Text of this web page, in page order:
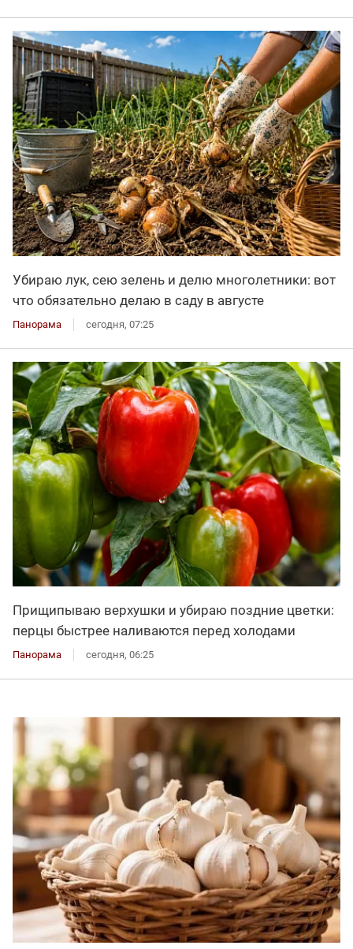
Убираю лук, сею зелень и делю многолетники: вот
что обязательно делаю в саду в августе
Панорама сегодня, 07:25
Прищипываю верхушки и убираю поздние цветки:
перцы быстрее наливаются перед холодами
Панорама сегодня, 06:25